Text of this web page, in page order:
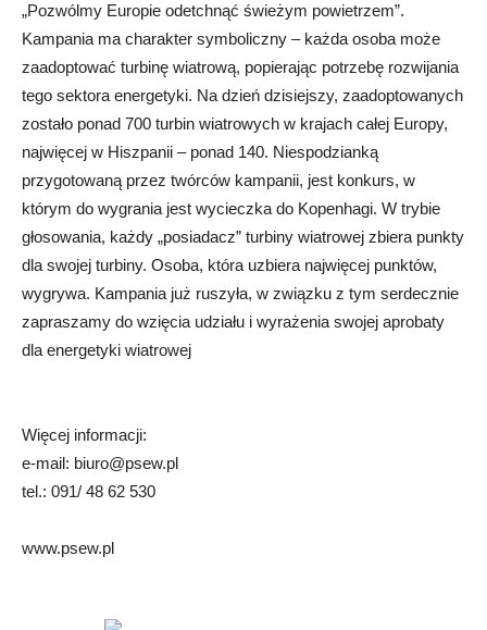
„Pozwólmy Europie odetchnąć świeżym powietrzem”.
Kampania ma charakter symboliczny – każda osoba może
zaadoptować turbinę wiatrową, popierając potrzebę rozwijania
tego sektora energetyki. Na dzień dzisiejszy, zaadoptowanych
zostało ponad 700 turbin wiatrowych w krajach całej Europy,
najwięcej w Hiszpanii – ponad 140. Niespodzianką
przygotowaną przez twórców kampanii, jest konkurs, w
którym do wygrania jest wycieczka do Kopenhagi. W trybie
głosowania, każdy „posiadacz” turbiny wiatrowej zbiera punkty
dla swojej turbiny. Osoba, która uzbiera najwięcej punktów,
wygrywa. Kampania już ruszyła, w związku z tym serdecznie
zapraszamy do wzięcia udziału i wyrażenia swojej aprobaty
dla energetyki wiatrowej
Więcej informacji:
e-mail: biuro@psew.pl
tel.: 091/ 48 62 530
www.psew.pl